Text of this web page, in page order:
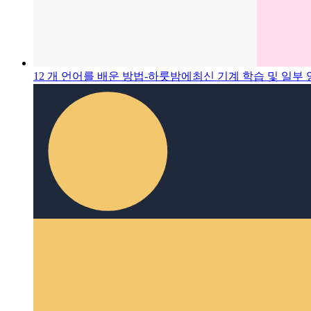
12 개 언어를 배운 방법-하룻밤에